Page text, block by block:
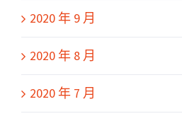
2020 年 9 月
2020 年 8 月
2020 年 7 月